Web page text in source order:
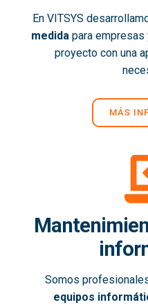
En VITSYS
medida para
proyecto con una
MÁS
Somos
equipos